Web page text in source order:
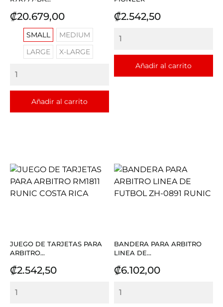
Precio
₡20.679,00
SMALL
MEDIUM
LARGE
X-LARGE
Añadir al carrito
Precio
₡2.542,50
Añadir al carrito
JUEGO DE TARJETAS PARA
ARBITRO...
Precio
₡2.542,50
BANDERA PARA ARBITRO
LINEA DE...
Precio
₡6.102,00